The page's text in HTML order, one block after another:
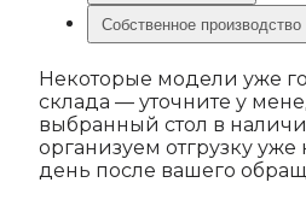
Собственное производство
Некоторые модели уже
склада — уточните у
выбранный стол в
организуем отгрузку
день после вашего